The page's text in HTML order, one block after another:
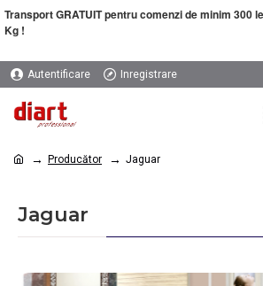
Transport GRATUIT pentru comenzi de minim 300
Kg !
Autentificare Inregistrare
Producător Jaguar
Jaguar